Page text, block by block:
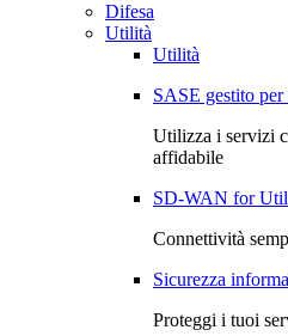
Difesa
Utilità
Utilità
SASE gestito
Utilizza i servizi
affidabile
SD-WAN for
Connettività
Sicurezza
Proteggi i tuoi